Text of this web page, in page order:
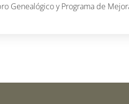
Genealógico y Programa de